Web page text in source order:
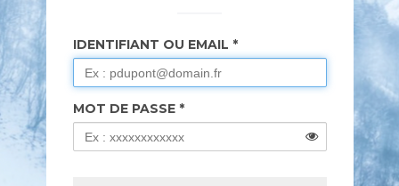
IDENTIFIANT OU EMAIL
MOT DE PASSE